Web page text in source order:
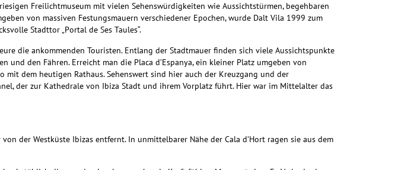
Freilichtmuseum mit vielen Sehenswürdigkeiten wie Aussichtstürmen, begehbaren
von massiven Festungsmauern verschiedener Epochen, wurde Dalt Vila 1999 zum
Stadttor „Portal de Ses Taules“.
die ankommenden Touristen. Entlang der Stadtmauer finden sich viele Aussichtspunkte
den Fähren. Erreicht man die Placa d’Espanya, ein kleiner Platz umgeben von
dem heutigen Rathaus. Sehenswert sind hier auch der Kreuzgang und der
der zur Kathedrale von Ibiza Stadt und ihrem Vorplatz führt. Hier war im Mittelalter das
der Westküste Ibizas entfernt. In unmittelbarer Nähe der Cala d’Hort ragen sie aus dem